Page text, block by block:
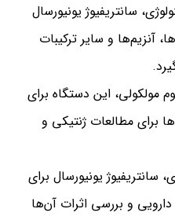
سانتریفیوژ یونیورسال
آنزیم‌ها و سایر ترکیبات
مولکولی، این دستگاه برای
سانتریفیوژ یونیورسال برای
و بررسی اثرات آن‌ها